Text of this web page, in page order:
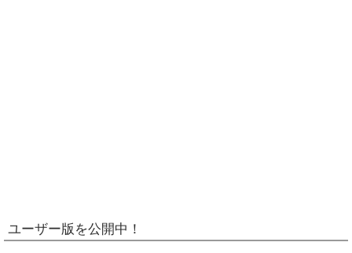
ユーザー版を公開中！